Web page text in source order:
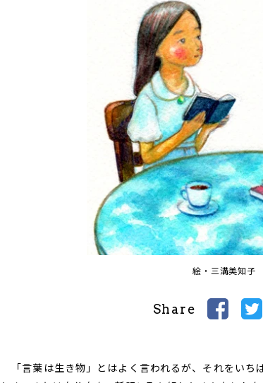
絵・三溝美知子
Share
「言葉は生き物」とはよく言われるが、それをいち